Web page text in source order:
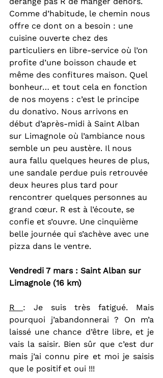
Comme d’habitude, le chemin nous
offre ce dont on a besoin : une
cuisine ouverte chez des
particuliers en libre-service où l’on
profite d’une boisson chaude et
même des confitures maison. Quel
bonheur… et tout cela en fonction
de nos moyens : c’est le principe
du donativo. Nous arrivons en
début d’après-midi à Saint Alban
sur Limagnole où l’ambiance nous
semble un peu austère. Il nous
aura fallu quelques heures de plus,
une sandale perdue puis retrouvée
deux heures plus tard pour
rencontrer quelques personnes au
grand cœur. R est à l’écoute, se
confie et s’ouvre. Une cinquième
belle journée qui s’achève avec une
pizza dans le ventre.
Vendredi 7 mars : Saint Alban sur
Limagnole (16 km)
R : Je suis très fatigué. Mais
pourquoi j’abandonnerai ? On m’a
laissé une chance d’être libre, et je
vais la saisir. Bien sûr que c’est dur
mais j’ai connu pire et moi je saisis
que le positif et oui !!!